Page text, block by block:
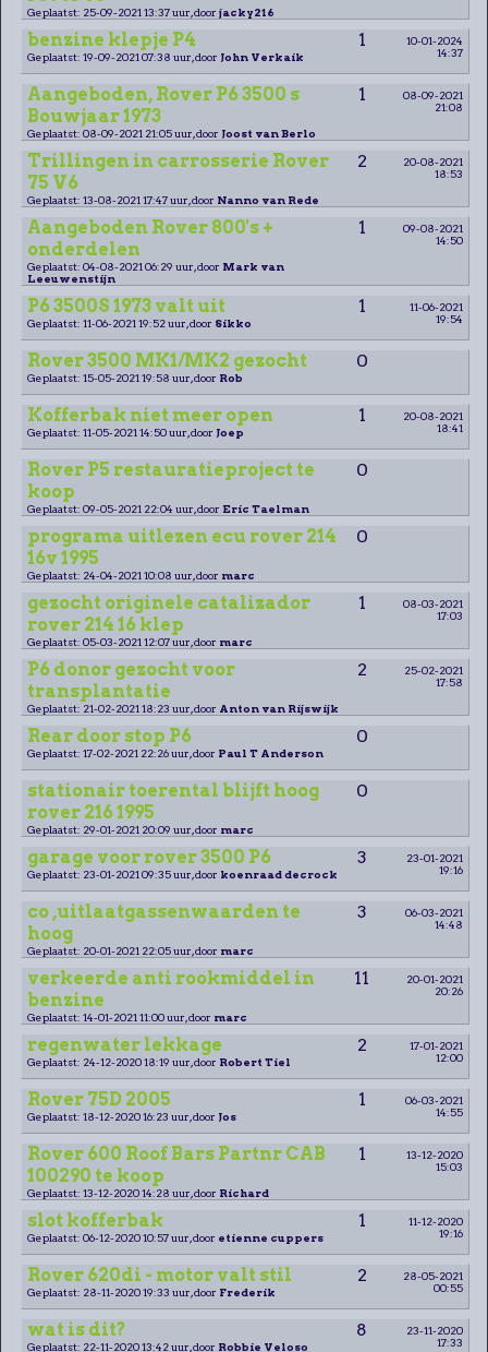
Geplaatst: 25-09-2021 13:37 uur, door jacky216
benzine klepje P4 1
10-01-2024
14:37
Geplaatst: 19-09-2021 07:38 uur, door John Verkaik
Aangeboden, Rover P6 3500 s
Bouwjaar 1973
1
08-09-2021
21:08
Geplaatst: 08-09-2021 21:05 uur, door Joost van Berlo
Trillingen in carrosserie Rover
75 V6
2
20-08-2021
18:53
Geplaatst: 13-08-2021 17:47 uur, door Nanno van Rede
Aangeboden Rover 800's +
onderdelen
1
09-08-2021
14:50
Geplaatst: 04-08-2021 06:29 uur, door Mark van
Leeuwenstijn
P6 3500S 1973 valt uit 1
11-06-2021
19:54
Geplaatst: 11-06-2021 19:52 uur, door Sikko
Rover 3500 MK1/MK2 gezocht 0
Geplaatst: 15-05-2021 19:58 uur, door Rob
Kofferbak niet meer open 1
20-08-2021
18:41
Geplaatst: 11-05-2021 14:50 uur, door Joep
Rover P5 restauratieproject te
koop
0
Geplaatst: 09-05-2021 22:04 uur, door Eric Taelman
programa uitlezen ecu rover 214
16v 1995
0
Geplaatst: 24-04-2021 10:08 uur, door marc
gezocht originele catalizador
rover 214 16 klep
1
08-03-2021
17:03
Geplaatst: 05-03-2021 12:07 uur, door marc
P6 donor gezocht voor
transplantatie
2
25-02-2021
17:58
Geplaatst: 21-02-2021 18:23 uur, door Anton van Rijswijk
Rear door stop P6 0
Geplaatst: 17-02-2021 22:26 uur, door Paul T Anderson
stationair toerental blijft hoog
rover 216 1995
0
Geplaatst: 29-01-2021 20:09 uur, door marc
garage voor rover 3500 P6 3
23-01-2021
19:16
Geplaatst: 23-01-2021 09:35 uur, door koenraad decrock
co ,uitlaatgassenwaarden te
hoog
3
06-03-2021
14:48
Geplaatst: 20-01-2021 22:05 uur, door marc
verkeerde anti rookmiddel in
benzine
11
20-01-2021
20:26
Geplaatst: 14-01-2021 11:00 uur, door marc
regenwater lekkage 2
17-01-2021
12:00
Geplaatst: 24-12-2020 18:19 uur, door Robert Tiel
Rover 75D 2005 1
06-03-2021
14:55
Geplaatst: 18-12-2020 16:23 uur, door Jos
Rover 600 Roof Bars Partnr CAB
100290 te koop
1
13-12-2020
15:03
Geplaatst: 13-12-2020 14:28 uur, door Richard
slot kofferbak 1
11-12-2020
19:16
Geplaatst: 06-12-2020 10:57 uur, door etienne cuppers
Rover 620di - motor valt stil 2
28-05-2021
00:55
Geplaatst: 28-11-2020 19:33 uur, door Frederik
wat is dit? 8
23-11-2020
17:33
Geplaatst: 22-11-2020 13:42 uur, door Robbie Veloso